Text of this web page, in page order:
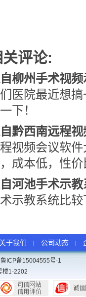
关评论:
柳州手术视
医院最近想
下！
黔西南远程
视频会议软
成本低，性
河池手术示
示教系统比
关于我们 公司动态
鲁ICP备15004555号-1
楼1-2202